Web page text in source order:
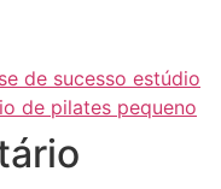
de sucesso estúdio
de pilates pequeno